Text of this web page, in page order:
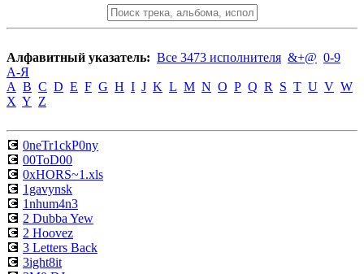
Алфавитный указатель: Все 3473 исполнителя &+@ 0-9
А-Я
A B C D E F G H I J K L M N O P Q R S T U V W
X Y Z
💽 0neTr1ckP0ny
💽 00ToD00
💽 0xHORS~1.xls
💽 1gavynsk
💽 1nhum4n3
💽 2 Dubba Yew
💽 2 Hoovez
💽 3 Letters Back
💽 3ight8it